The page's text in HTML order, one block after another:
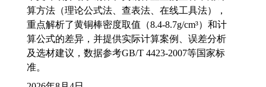
算方法（理论公式法、查表法、在线工具法），
重点解析了黄铜棒密度取值（8.4-8.7g/cm³）和计
算公式的差异，并提供实际计算案例、误差分析
及选材建议，数据参考GB/T 4423-2007等国家标
准。